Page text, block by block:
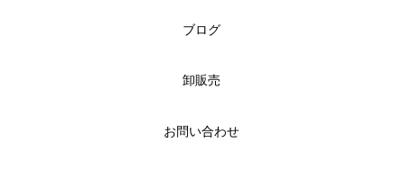
ブログ
卸販売
お問い合わせ